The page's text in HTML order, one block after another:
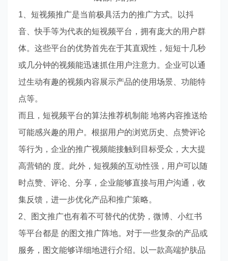
1、短视频推广是当前极具活力的推广方式。以抖
音、快手等为代表的短视频平台，拥有庞大的用户群
体。这些平台的优势首先在于其直观性，短短十几秒
或几分钟的视频能迅速抓住用户注意力。企业可以通
过生动有趣的视频内容展示产品的使用场景、功能特
点等。
而且，短视频平台的算法推荐机制能 地将内容推送给
可能感兴趣的用户。根据用户的浏览历史、点赞评论
等行为，企业的推广视频能接触到目标受众，大大提
高营销的 度。此外，短视频的互动性强，用户可以随
时点赞、评论、分享，企业能够直接与用户沟通，收
集反馈，进一步优化产品和推广策略。
2、图文推广也有着不可替代的优势，微博、小红书
等平台都是 的图文推广阵地。对于一些复杂的产品或
服务，图文能够详细地进行介绍。以一款高端护肤品